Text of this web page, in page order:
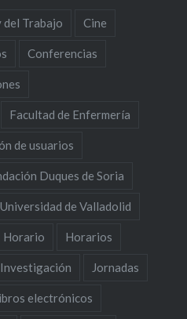
del Trabajo Cine
Conferencias
Facultad de Enfermería
de usuarios
Duques de Soria
de Valladolid
Horario Horarios
Investigación Jornadas
electrónicos